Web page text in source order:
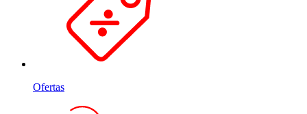
Ofertas